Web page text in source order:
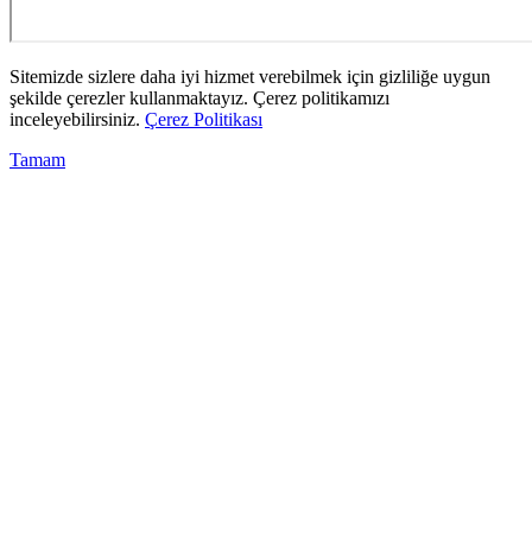
Sitemizde sizlere daha iyi hizmet verebilmek için gizliliğe uygun
şekilde çerezler kullanmaktayız. Çerez politikamızı
inceleyebilirsiniz. Çerez Politikası
Tamam